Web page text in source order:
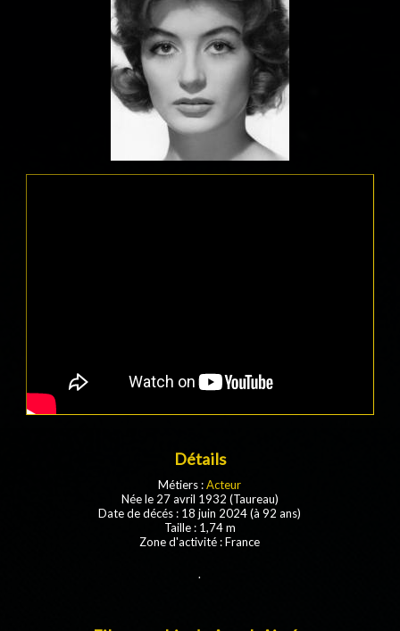
Détails
Métiers :Acteur
Née le 27 avril 1932 (Taureau)
Date de décés : 18 juin 2024 (à 92 ans)
Taille : 1,74 m
Zone d'activité : France
.